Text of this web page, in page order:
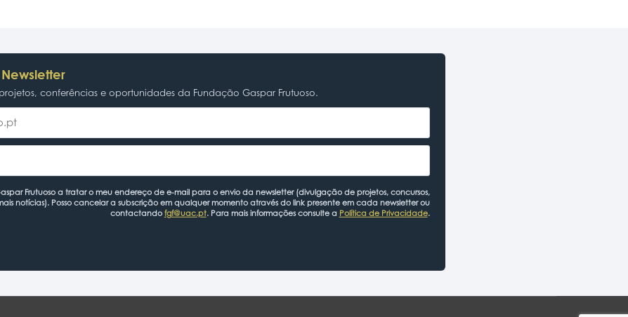
conferências e oportunidades da Fundação Gaspar Frutuoso.
Frutuoso a tratar o meu endereço de e-mail para o envio da newsletter (divulgação de projetos, concursos,
notícias). Posso cancelar a subscrição em qualquer momento através do link presente em cada newsletter ou
contactando fgf@uac.pt. Para mais informações consulte a Política de Privacidade.